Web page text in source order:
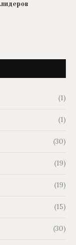
(1)
(1)
(30)
(19)
(19)
(15)
(30)